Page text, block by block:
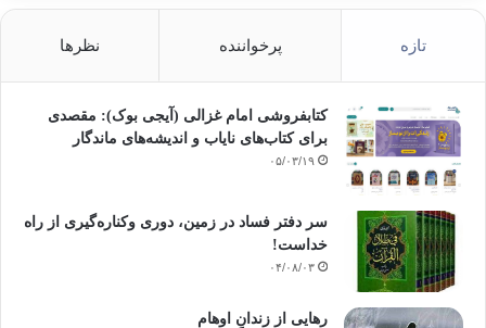
تازه پرخواننده نظرها
کتابفروشی امام غزالی (آیجی بوک): مقصدی
برای کتاب‌های نایاب و اندیشه‌های ماندگار
۰۵/۰۳/۱۹
سر دفتر فساد در زمین‌، دوری وکناره‌گیری از راه
خداست‌!
۰۴/۰۸/۰۳
رهایی از زندانِ اوهام